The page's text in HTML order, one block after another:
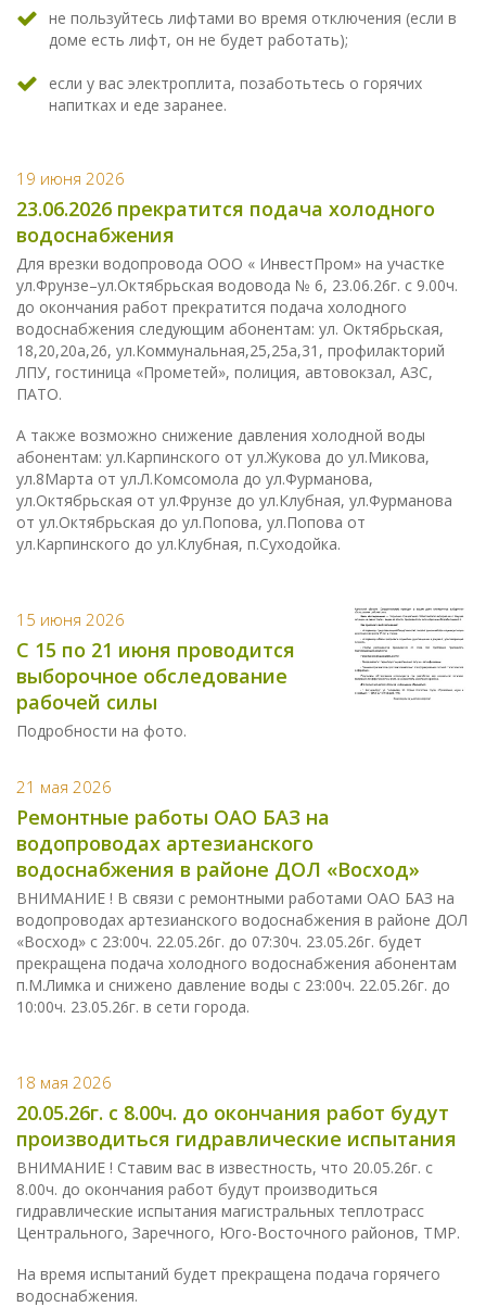
не пользуйтесь лифтами во время отключения (если в
доме есть лифт, он не будет работать);
если у вас электроплита, позаботьтесь о горячих
напитках и еде заранее.
19 июня 2026
23.06.2026 прекратится подача холодного
водоснабжения
Для врезки водопровода ООО « ИнвестПром» на участке
ул.Фрунзе–ул.Октябрьская водовода № 6, 23.06.26г. с 9.00ч.
до окончания работ прекратится подача холодного
водоснабжения следующим абонентам: ул. Октябрьская,
18,20,20а,26, ул.Коммунальная,25,25а,31, профилакторий
ЛПУ, гостиница «Прометей», полиция, автовокзал, АЗС,
ПАТО.
А также возможно снижение давления холодной воды
абонентам: ул.Карпинского от ул.Жукова до ул.Микова,
ул.8Марта от ул.Л.Комсомола до ул.Фурманова,
ул.Октябрьская от ул.Фрунзе до ул.Клубная, ул.Фурманова
от ул.Октябрьская до ул.Попова, ул.Попова от
ул.Карпинского до ул.Клубная, п.Суходойка.
15 июня 2026
С 15 по 21 июня проводится
выборочное обследование
рабочей силы
Подробности на фото.
21 мая 2026
Ремонтные работы ОАО БАЗ на
водопроводах артезианского
водоснабжения в районе ДОЛ «Восход»
ВНИМАНИЕ ! В связи с ремонтными работами ОАО БАЗ на
водопроводах артезианского водоснабжения в районе ДОЛ
«Восход» с 23:00ч. 22.05.26г. до 07:30ч. 23.05.26г. будет
прекращена подача холодного водоснабжения абонентам
п.М.Лимка и снижено давление воды с 23:00ч. 22.05.26г. до
10:00ч. 23.05.26г. в сети города.
18 мая 2026
20.05.26г. с 8.00ч. до окончания работ будут
производиться гидравлические испытания
ВНИМАНИЕ ! Ставим вас в известность, что 20.05.26г. с
8.00ч. до окончания работ будут производиться
гидравлические испытания магистральных теплотрасс
Центрального, Заречного, Юго-Восточного районов, ТМР.
На время испытаний будет прекращена подача горячего
водоснабжения.